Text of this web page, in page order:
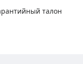
талон